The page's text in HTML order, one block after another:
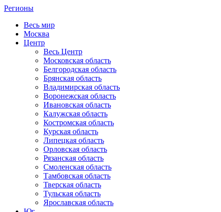
Регионы
Весь мир
Москва
Центр
Весь Центр
Московская область
Белгородская область
Брянская область
Владимирская область
Воронежская область
Ивановская область
Калужская область
Костромская область
Курская область
Липецкая область
Орловская область
Рязанская область
Смоленская область
Тамбовская область
Тверская область
Тульская область
Ярославская область